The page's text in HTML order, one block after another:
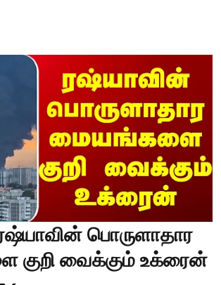
பொருளாதார
குறி வைக்கும் உக்ரைன்